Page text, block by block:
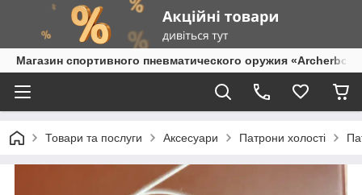
Магазин спортивного пневматического оружия
Товари та послуги Аксесуари Патрони холості